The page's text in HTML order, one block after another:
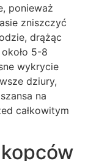
ponieważ
zniszczyć
drążąc
5-8
wykrycie
dziury,
na
całkowitym